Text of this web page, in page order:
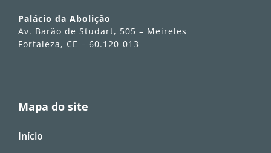
Palácio da Abolição
Av. Barão de Studart, 505 – Meireles
Fortaleza, CE – 60.120-013
Mapa do site
Início